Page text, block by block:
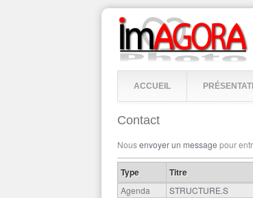
ACCUEIL
Contact
Nousenvoyer un message pour
Onglets principaux
Type Titre
Agenda STRUCTURE.S